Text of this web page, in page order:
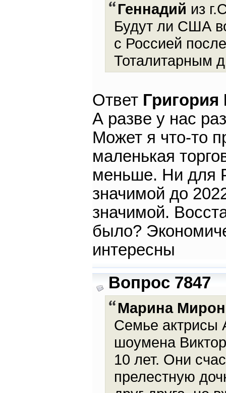
Геннадий из
Будут ли США
с Россией
Тоталитарным
Ответ
А разве у нас
Может я что-то
маленькая
меньше. Ни для
значимой до
значимой.
было?
интересны
Вопрос 7847
Марина
Семье актрисы
шоумена
10 лет. Они
прелестную